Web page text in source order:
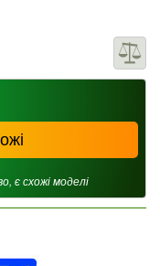
є схожі моделі